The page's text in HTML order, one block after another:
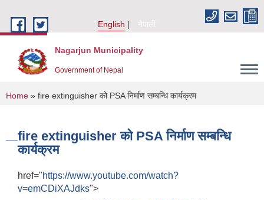
English
नेपाली
Nagarjun Municipality
Government of Nepal
You are here
Home » fire extinguisher को PSA निर्माण सम्बन्धि कार्यक्रम
fire extinguisher को PSA निर्माण सम्बन्धि
कार्यक्रम
href="https://www.youtube.com/watch?
v=emCDiXAJdks">